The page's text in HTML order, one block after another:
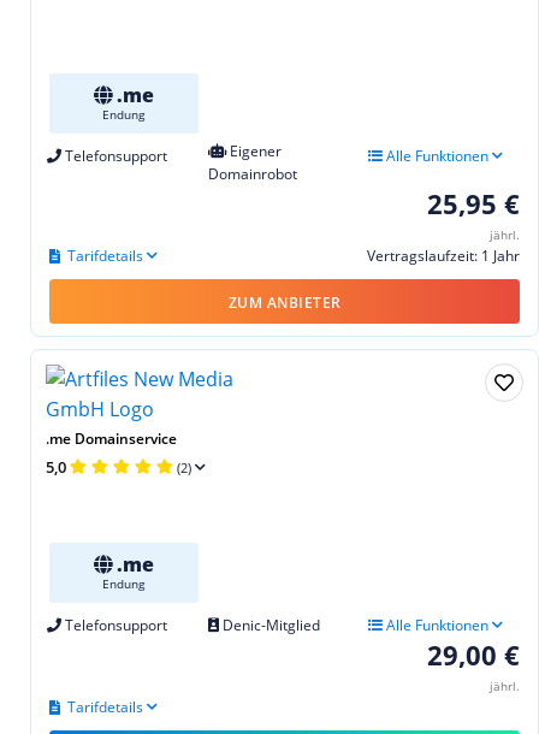
.me
Endung
Telefonsupport
Eigener
Domainrobot
Alle Funktionen
25,95 €
jährl.
Vertragslaufzeit: 1 Jahr
Tarifdetails
ZUM ANBIETER
.me Domainservice
5,0 (2)
.me
Endung
Telefonsupport Denic-Mitglied Alle Funktionen
29,00 €
jährl.
Tarifdetails